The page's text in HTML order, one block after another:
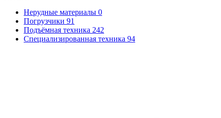
Нерудные материалы 0
Погрузчики 91
Подъёмная техника 242
Специализированная техника 94